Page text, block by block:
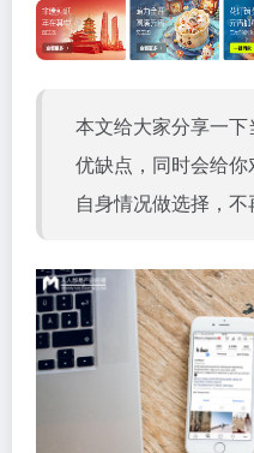
本文给大家分享一
优缺点，同时会给
自身情况做选择，不